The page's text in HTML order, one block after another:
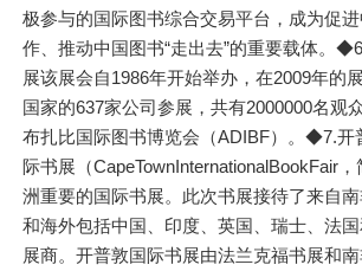
极参与的国际图书综合交易平台，成为促
作、推动中国图书“走出去”的重要载体。
展该展会自1986年开始举办，在2009年的
国家的637家公司参展，共有2000000名观
布扎比国际图书博览会（ADIBF）。◆7.开
际书展（CapeTownInternationalBookFair
洲重要的国际书展。此次书展接待了来自
和海外包括中国、印度、英国、瑞士、法
展商。开普敦国际书展由法兰克福书展和